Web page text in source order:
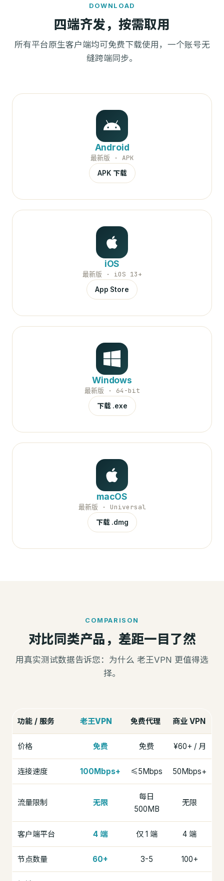
DOWNLOAD
四端齐发，按需取用
所有平台原生客户端均可免费下载使用，一个账号无
缝跨端同步。
Android
最新版 · APK
APK 下载
iOS
最新版 · iOS 13+
App Store
Windows
最新版 · 64-bit
下载 .exe
macOS
最新版 · Universal
下载 .dmg
COMPARISON
对比同类产品，差距一目了然
用真实测试数据告诉您：为什么 老王VPN 更值得选
择。
功能 / 服务 老王VPN 免费代理 商业 VPN
价格 免费 免费 ¥60+ / 月
连接速度 100Mbps+ ≤5Mbps 50Mbps+
流量限制 无限
每日
500MB
无限
客户端平台 4 端 仅 1 端 4 端
节点数量 60+ 3-5 100+